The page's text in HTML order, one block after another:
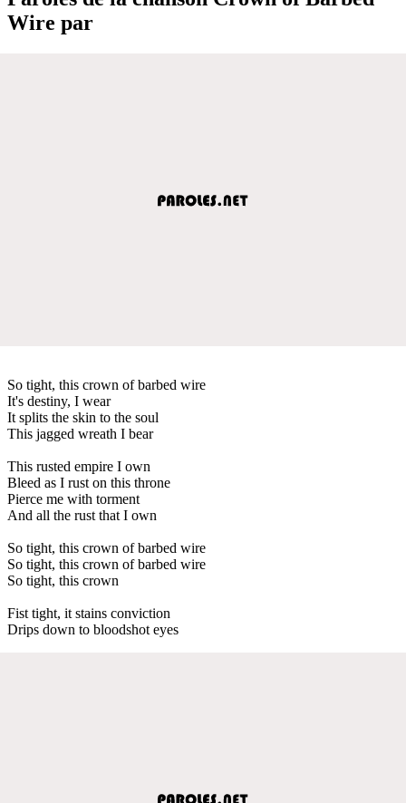
Wire par
So tight, this crown of barbed wire
It's destiny, I wear
It splits the skin to the soul
This jagged wreath I bear
This rusted empire I own
Bleed as I rust on this throne
Pierce me with torment
And all the rust that I own
So tight, this crown of barbed wire
So tight, this crown of barbed wire
So tight, this crown
Fist tight, it stains conviction
Drips down to bloodshot eyes